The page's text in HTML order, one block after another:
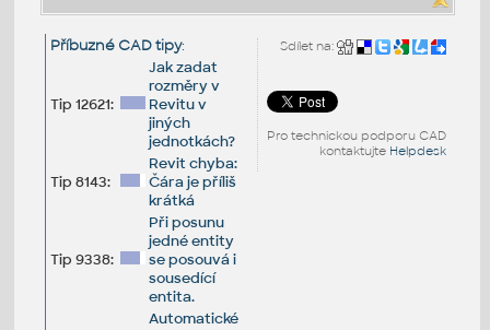
Sdílet na:
Pro technickou podporu CAD
kontaktujte Helpdesk
Příbuzné CAD tipy:
Tip 12621:
Jak zadat
rozměry v
Revitu v
jiných
jednotkách?
Tip 8143:
Revit chyba:
Čára je příliš
krátká
Tip 9338:
Při posunu
jedné entity
se posouvá i
sousedící
entita.
Automatické